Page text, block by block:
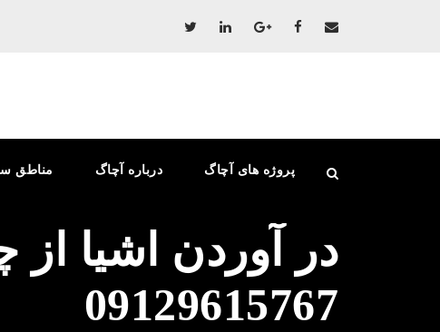
مناطق درباره آچاگ پروژه های آچاگ
در آوردن اشیا
09129615767